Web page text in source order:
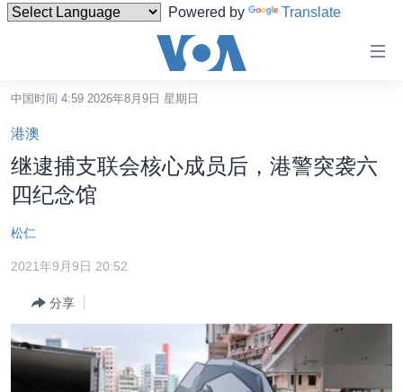
Powered by Translate
碍
链
接
跳
内
容
到
导
航
中国
最新国际新闻
印太
分类新闻
经济·金融·贸易
人权·法律·宗教
美中关系
中国时间 4:59 2026年8月9日 星期日
港澳
继逮捕支联会核心成员后，港警突袭六
四纪念馆
松仁
2021年9月9日 20:52
分享